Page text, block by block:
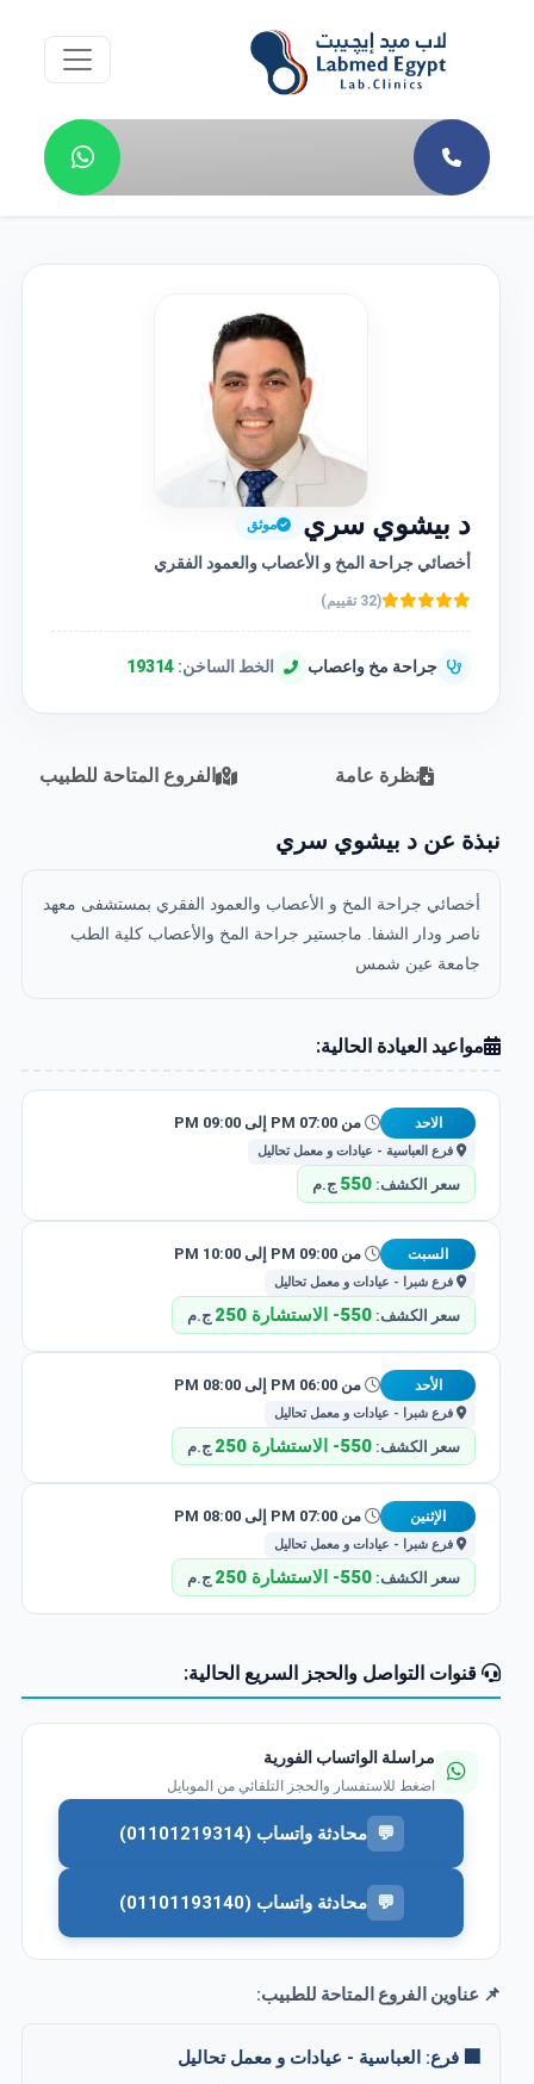
د بيشوي سري موثق
أخصائي جراحة المخ و الأعصاب والعمود الفقري
(32 تقييم)
جراحة مخ واعصاب الخط الساخن: 19314
نظرة عامة الفروع المتاحة للطبيب
نبذة عن د بيشوي سري
أخصائي جراحة المخ و الأعصاب والعمود الفقري بمستشفى معهد
ناصر ودار الشفا. ماجستير جراحة المخ والأعصاب كلية الطب
جامعة عين شمس
مواعيد العيادة الحالية:
الاحد من 07:00 PM إلى 09:00 PM
فرع العباسية - عيادات و معمل تحاليل
سعر الكشف: 550 ج.م
السبت من 09:00 PM إلى 10:00 PM
فرع شبرا - عيادات و معمل تحاليل
سعر الكشف: 550- الاستشارة 250 ج.م
الأحد من 06:00 PM إلى 08:00 PM
فرع شبرا - عيادات و معمل تحاليل
سعر الكشف: 550- الاستشارة 250 ج.م
الإثنين من 07:00 PM إلى 08:00 PM
فرع شبرا - عيادات و معمل تحاليل
سعر الكشف: 550- الاستشارة 250 ج.م
قنوات التواصل والحجز السريع الحالية:
مراسلة الواتساب الفورية
اضغط للاستفسار والحجز التلقائي من الموبايل
💬 محادثة واتساب (01101219314)
💬 محادثة واتساب (01101193140)
📌 عناوين الفروع المتاحة للطبيب:
🏢 فرع: العباسية - عيادات و معمل تحاليل